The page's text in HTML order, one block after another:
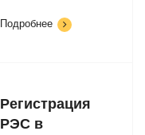
Подробнее
Регистрация
РЭС в